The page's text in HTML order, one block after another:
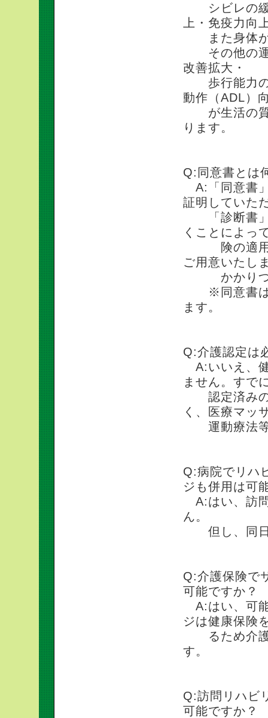
シビレの緩
上・免疫力向
また身体が
その他の運
改善拡大・
歩行能力の
動作（ADL）
が生活の質
ります。
Q:同意書とは
A:「同意書
証明していた
「診断書」
くことによっ
険の適用が
ご用意いたし
かかりつけ
※同意書は
ます。
Q:介護認定は
A:いいえ、
ません。すで
認定済みの
く、医療マッ
運動療法等
Q:病院でリハ
ジも併用は可
A:はい、訪
ん。
但し、同日
Q:介護保険で
可能ですか？
A:はい、可
ジは健康保険
るため介護
す。
Q:訪問リハビ
可能ですか？